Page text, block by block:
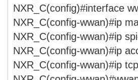
NXR_C(config)#interface
NXR_C(config-wwan)#ip
NXR_C(config-wwan)#ip
NXR_C(config-wwan)#ip
NXR_C(config-wwan)#ip